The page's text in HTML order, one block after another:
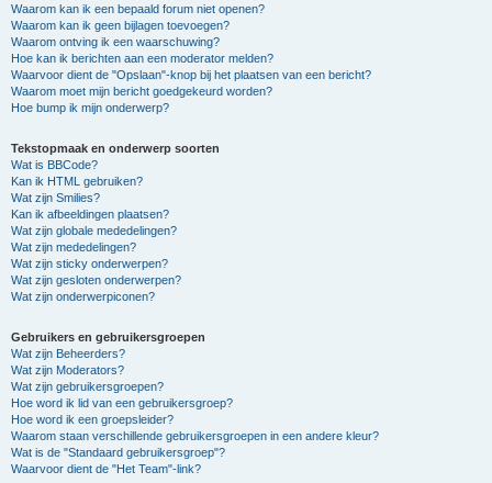
Waarom kan ik een bepaald forum niet openen?
Waarom kan ik geen bijlagen toevoegen?
Waarom ontving ik een waarschuwing?
Hoe kan ik berichten aan een moderator melden?
Waarvoor dient de "Opslaan"-knop bij het plaatsen van een bericht?
Waarom moet mijn bericht goedgekeurd worden?
Hoe bump ik mijn onderwerp?
Tekstopmaak en onderwerp soorten
Wat is BBCode?
Kan ik HTML gebruiken?
Wat zijn Smilies?
Kan ik afbeeldingen plaatsen?
Wat zijn globale mededelingen?
Wat zijn mededelingen?
Wat zijn sticky onderwerpen?
Wat zijn gesloten onderwerpen?
Wat zijn onderwerpiconen?
Gebruikers en gebruikersgroepen
Wat zijn Beheerders?
Wat zijn Moderators?
Wat zijn gebruikersgroepen?
Hoe word ik lid van een gebruikersgroep?
Hoe word ik een groepsleider?
Waarom staan verschillende gebruikersgroepen in een andere kleur?
Wat is de "Standaard gebruikersgroep"?
Waarvoor dient de "Het Team"-link?